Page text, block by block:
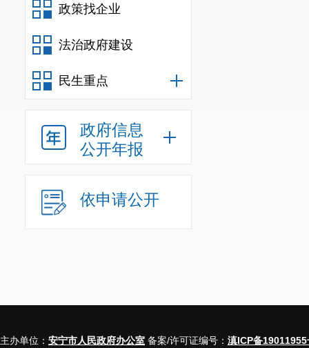
政策找企业
法治政府建设
民生重点
政府信息
公开年报
依申请公开
主办单位： 安宁市人民政府办公室 备案/许可证编号： 滇ICP备